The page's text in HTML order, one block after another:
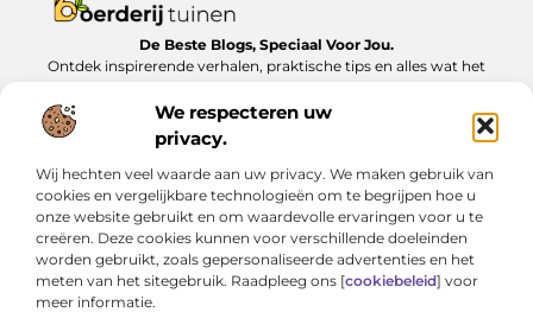
We respecteren uw
privacy.
Wij hechten veel waarde aan uw privacy. We maken gebruik van
cookies en vergelijkbare technologieën om te begrijpen hoe u
onze website gebruikt en om waardevolle ervaringen voor u te
creëren. Deze cookies kunnen voor verschillende doeleinden
worden gebruikt, zoals gepersonaliseerde advertenties en het
meten van het sitegebruik. Raadpleeg ons [cookiebeleid] voor
meer informatie.
De Beste Blogs, Speciaal Voor Jou.
Ontdek inspirerende verhalen, praktische tips en alles wat het
Boerderijtuinen.nl.
Onze informatie